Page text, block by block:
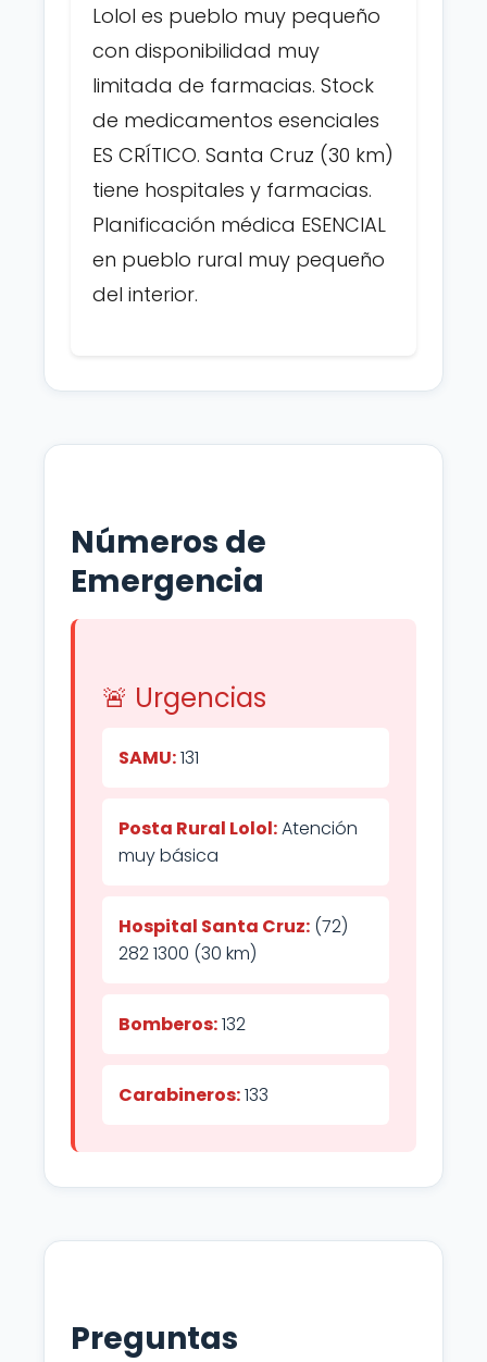
Lolol es pueblo muy pequeño
con disponibilidad muy
limitada de farmacias. Stock
de medicamentos esenciales
ES CRÍTICO. Santa Cruz (30 km)
tiene hospitales y farmacias.
Planificación médica ESENCIAL
en pueblo rural muy pequeño
del interior.
Números de
Emergencia
🚨 Urgencias
SAMU:131
Posta Rural Lolol:Atención
muy básica
Hospital Santa Cruz: (72)
282 1300 (30 km)
Bomberos:132
Carabineros:133
Preguntas